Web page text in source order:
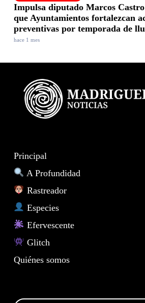
Impulsa diputado Marcos
que Ayuntamientos fortalezcan
preventivas por temporada de
hace 1 mes
Principal
A Profundidad
Rastreador
Especies
Efervescente
Glitch
Quiénes somos